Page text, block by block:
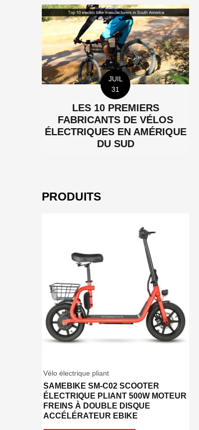
JUIL
31
LES 10 PREMIERS
FABRICANTS DE VÉLOS
ÉLECTRIQUES EN AMÉRIQUE
DU SUD
PRODUITS
Vélo électrique pliant
SAMEBIKE SM-C02 SCOOTER
ÉLECTRIQUE PLIANT 500W MOTEUR
FREINS À DOUBLE DISQUE
ACCÉLÉRATEUR EBIKE